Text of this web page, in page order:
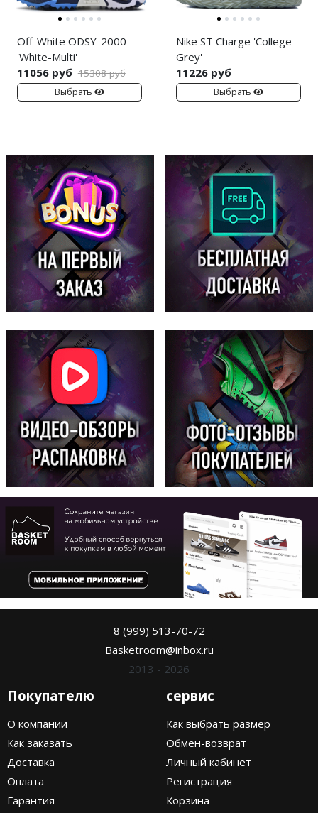
Off-White ODSY-2000
'White-Multi'
11056 руб 15308 руб
Выбрать
Nike ST Charge 'College
Grey'
11226 руб
Выбрать
8 (999) 513-70-72
Basketroom@inbox.ru
2013 - 2026
Покупателю
О компании
Как заказать
Доставка
Оплата
Гарантия
сервис
Как выбрать размер
Обмен-возврат
Личный кабинет
Регистрация
Корзина